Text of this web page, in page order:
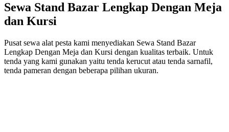
Sewa Stand Bazar Lengkap Dengan Meja
dan Kursi
Pusat sewa alat pesta kami menyediakan Sewa Stand Bazar
Lengkap Dengan Meja dan Kursi dengan kualitas terbaik. Untuk
tenda yang kami gunakan yaitu tenda kerucut atau tenda sarnafil,
tenda pameran dengan beberapa pilihan ukuran.